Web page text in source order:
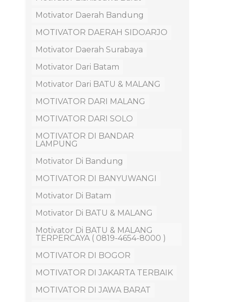
Motivator Daerah Bandung
MOTIVATOR DAERAH SIDOARJO
Motivator Daerah Surabaya
Motivator Dari Batam
Motivator Dari BATU & MALANG
MOTIVATOR DARI MALANG
MOTIVATOR DARI SOLO
MOTIVATOR DI BANDAR
LAMPUNG
Motivator Di Bandung
MOTIVATOR DI BANYUWANGI
Motivator Di Batam
Motivator Di BATU & MALANG
Motivator Di BATU & MALANG
TERPERCAYA ( 0819-4654-8000 )
MOTIVATOR DI BOGOR
MOTIVATOR DI JAKARTA TERBAIK
MOTIVATOR DI JAWA BARAT